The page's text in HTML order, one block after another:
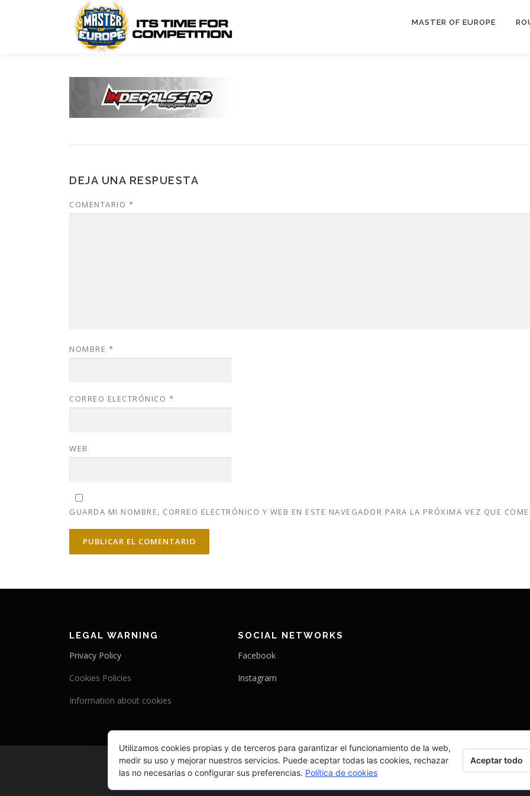
MASTER OF EUROPE
DEJA UNA RESPUESTA
COMENTARIO *
NOMBRE *
CORREO ELECTRÓNICO *
WEB
GUARDA MI NOMBRE, CORREO ELECTRÓNICO Y WEB EN ESTE NAVEGADOR PARA LA PRÓXIMA VEZ QUE
LEGAL WARNING
Privacy Policy
Cookies Policies
Information about cookies
SOCIAL NETWORKS
Facebook
Instagram
Utilizamos cookies propias y de terceros para garantizar el funcionamiento de la web,
medir su uso y mejorar nuestros servicios. Puede aceptar todas las cookies, rechazar
las no necesarias o configurar sus preferencias. Política de cookies
Aceptar todo